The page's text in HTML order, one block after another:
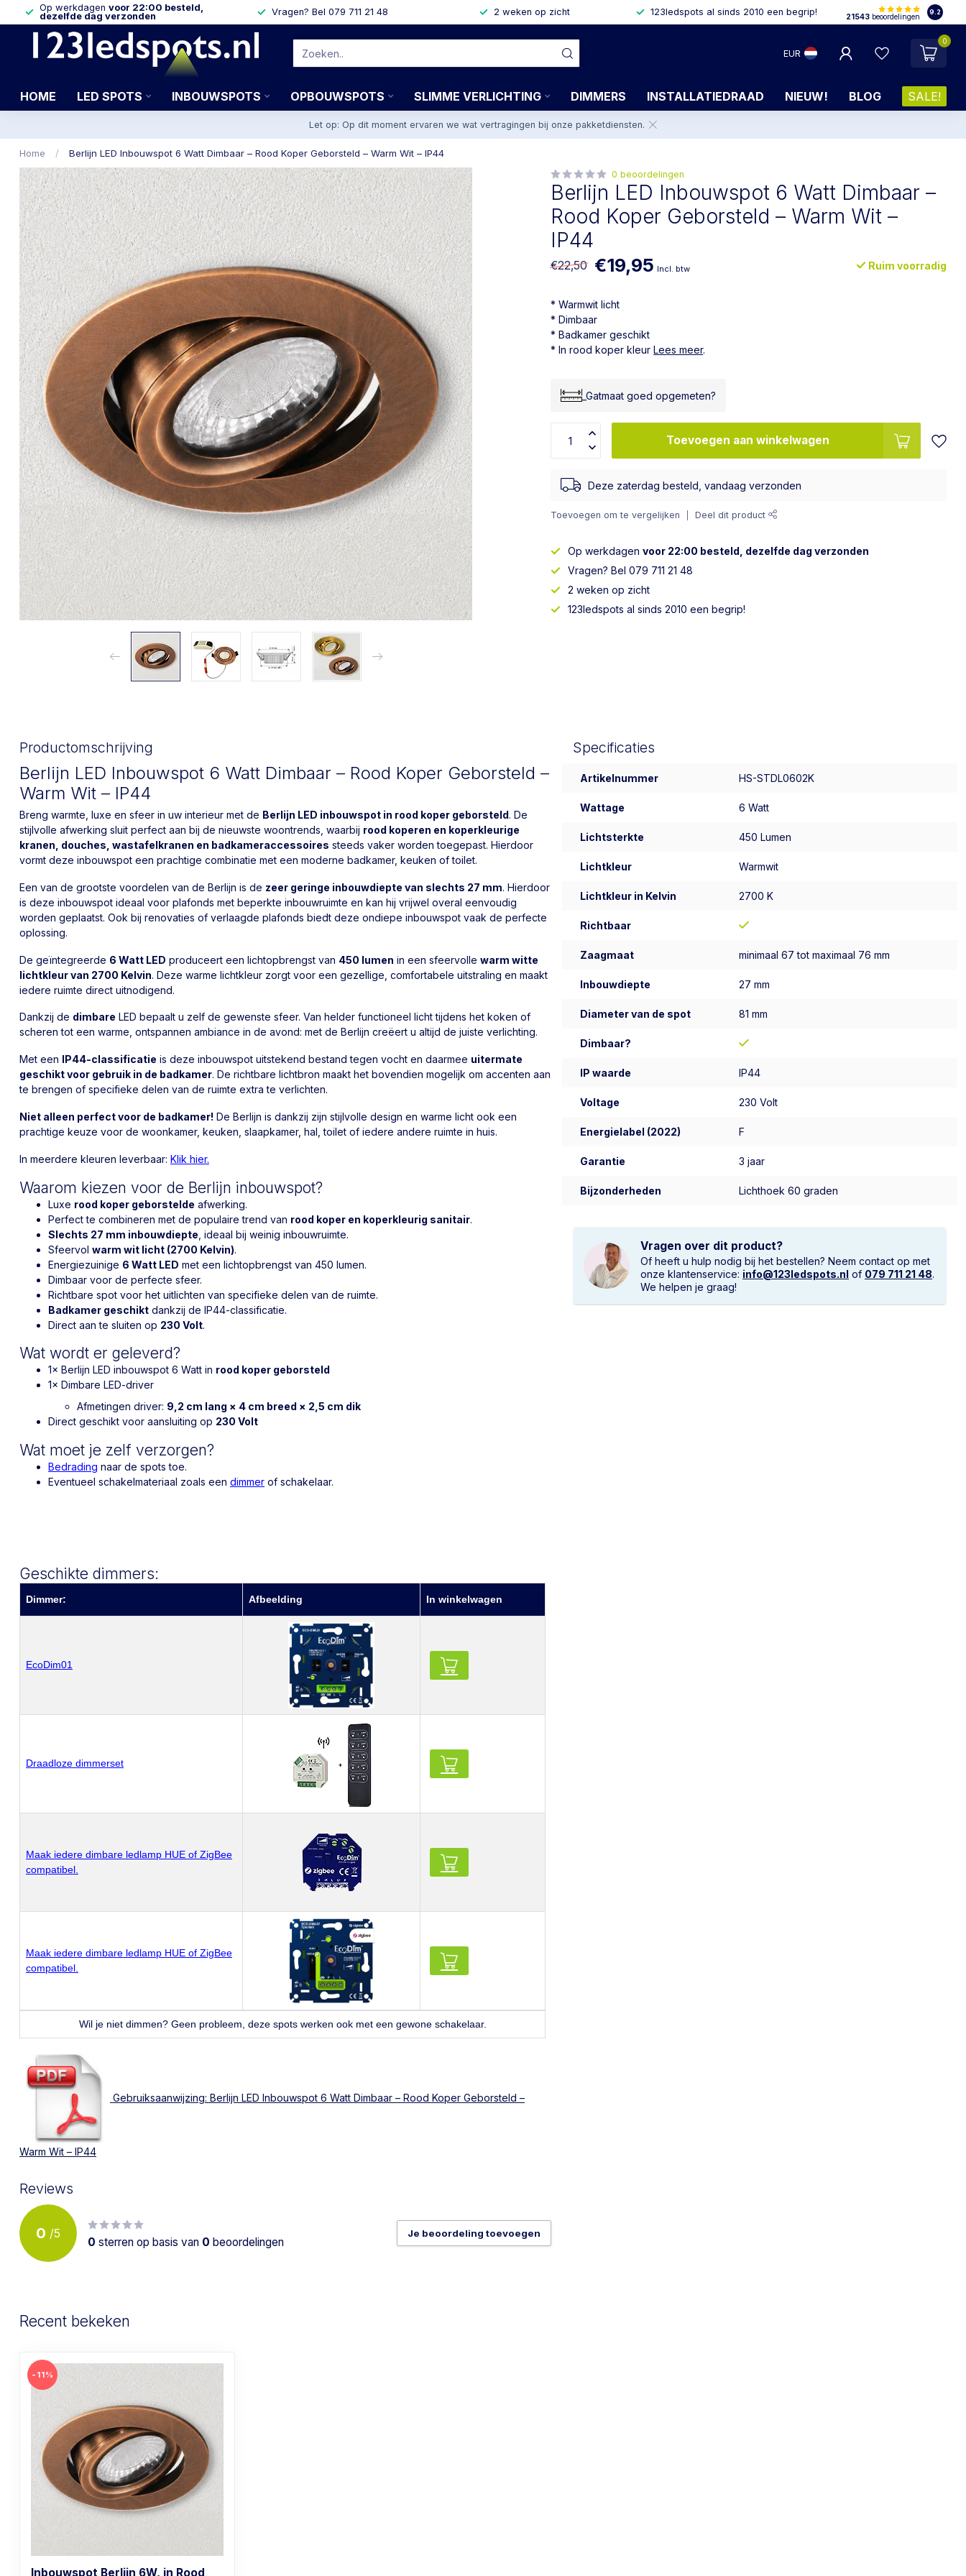
Op werkdagen voor 22:00 besteld,
dezelfde dag verzonden
Vragen? Bel 079 711 21 48 2 weken op zicht 123ledspots al sinds 2010 een begrip! 21543 beoordelingen
9.2
EUR
0
HOME LED SPOTS INBOUWSPOTS OPBOUWSPOTS SLIMME VERLICHTING DIMMERS INSTALLATIEDRAAD NIEUW! BLOG SALE!
Let op: Op dit moment ervaren we wat vertragingen bij onze pakketdiensten.
Home / Berlijn LED Inbouwspot 6 Watt Dimbaar – Rood Koper Geborsteld – Warm Wit – IP44
0 beoordelingen
Berlijn LED Inbouwspot 6 Watt Dimbaar –
Rood Koper Geborsteld – Warm Wit –
IP44
€22,50 €19,95 Incl. btw Ruim voorradig
* Warmwit licht
* Dimbaar
* Badkamer geschikt
* In rood koper kleurLees meer.
_Gatmaat goed opgemeten?
Toevoegen aan winkelwagen
Deze zaterdag besteld, vandaag verzonden
Toevoegen om te vergelijken Deel dit product
Op werkdagenvoor 22:00 besteld, dezelfde dag verzonden
Vragen? Bel 079 711 21 48
2 weken op zicht
123ledspots al sinds 2010 een begrip!
Productomschrijving
Berlijn LED Inbouwspot 6 Watt Dimbaar – Rood Koper Geborsteld –
Warm Wit – IP44
Breng warmte, luxe en sfeer in uw interieur met de Berlijn LED inbouwspot in rood koper geborsteld. De
stijlvolle afwerking sluit perfect aan bij de nieuwste woontrends, waarbij rood koperen en koperkleurige
kranen, douches, wastafelkranen en badkameraccessoires steeds vaker worden toegepast. Hierdoor
vormt deze inbouwspot een prachtige combinatie met een moderne badkamer, keuken of toilet.
Een van de grootste voordelen van de Berlijn is de zeer geringe inbouwdiepte van slechts 27 mm. Hierdoor
is deze inbouwspot ideaal voor plafonds met beperkte inbouwruimte en kan hij vrijwel overal eenvoudig
worden geplaatst. Ook bij renovaties of verlaagde plafonds biedt deze ondiepe inbouwspot vaak de perfecte
oplossing.
De geïntegreerde 6 Watt LED produceert een lichtopbrengst van 450 lumen in een sfeervolle warm witte
lichtkleur van 2700 Kelvin. Deze warme lichtkleur zorgt voor een gezellige, comfortabele uitstraling en maakt
iedere ruimte direct uitnodigend.
Dankzij de dimbare LED bepaalt u zelf de gewenste sfeer. Van helder functioneel licht tijdens het koken of
scheren tot een warme, ontspannen ambiance in de avond: met de Berlijn creëert u altijd de juiste verlichting.
Met een IP44-classificatie is deze inbouwspot uitstekend bestand tegen vocht en daarmee uitermate
geschikt voor gebruik in de badkamer. De richtbare lichtbron maakt het bovendien mogelijk om accenten aan
te brengen of specifieke delen van de ruimte extra te verlichten.
Niet alleen perfect voor de badkamer! De Berlijn is dankzij zijn stijlvolle design en warme licht ook een
prachtige keuze voor de woonkamer, keuken, slaapkamer, hal, toilet of iedere andere ruimte in huis.
In meerdere kleuren leverbaar: Klik hier.
Waarom kiezen voor de Berlijn inbouwspot?
Luxe rood koper geborstelde afwerking.
Perfect te combineren met de populaire trend van rood koper en koperkleurig sanitair.
Slechts 27 mm inbouwdiepte , ideaal bij weinig inbouwruimte.
Sfeervol warm wit licht (2700 Kelvin).
Energiezuinige 6 Watt LED met een lichtopbrengst van 450 lumen.
Dimbaar voor de perfecte sfeer.
Richtbare spot voor het uitlichten van specifieke delen van de ruimte.
Badkamer geschikt dankzij de IP44-classificatie.
Direct aan te sluiten op 230 Volt.
Wat wordt er geleverd?
1× Berlijn LED inbouwspot 6 Watt in rood koper geborsteld
1× Dimbare LED-driver
Afmetingen driver: 9,2 cm lang × 4 cm breed × 2,5 cm dik
Direct geschikt voor aansluiting op 230 Volt
Wat moet je zelf verzorgen?
Bedrading naar de spots toe.
Eventueel schakelmateriaal zoals een dimmer of schakelaar.
Geschikte dimmers:
Dimmer: Afbeelding In winkelwagen
EcoDim01
Draadloze dimmerset
Maak iedere dimbare ledlamp HUE of ZigBee
compatibel.
Maak iedere dimbare ledlamp HUE of ZigBee
compatibel.
Wil je niet dimmen? Geen probleem, deze spots werken ook met een gewone schakelaar.
Gebruiksaanwijzing: Berlijn LED Inbouwspot 6 Watt Dimbaar – Rood Koper Geborsteld –
Warm Wit – IP44
Reviews
0 /5
0 sterren op basis van 0 beoordelingen
Je beoordeling toevoegen
Specificaties
Artikelnummer HS-STDL0602K
Wattage 6 Watt
Lichtsterkte 450 Lumen
Lichtkleur Warmwit
Lichtkleur in Kelvin 2700 K
Richtbaar
Zaagmaat minimaal 67 tot maximaal 76 mm
Inbouwdiepte 27 mm
Diameter van de spot 81 mm
Dimbaar?
IP waarde IP44
Voltage 230 Volt
Energielabel (2022) F
Garantie 3 jaar
Bijzonderheden Lichthoek 60 graden
Vragen over dit product?
Of heeft u hulp nodig bij het bestellen? Neem contact op met
onze klantenservice: info@123ledspots.nl of 079 711 21 48.
We helpen je graag!
Recent bekeken
-11%
Inbouwspot Berlijn 6W, in Rood